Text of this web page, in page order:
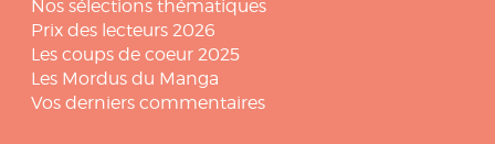
Nos sélections thématiques
Prix des lecteurs 2026
Les coups de coeur 2025
Les Mordus du Manga
Vos derniers commentaires